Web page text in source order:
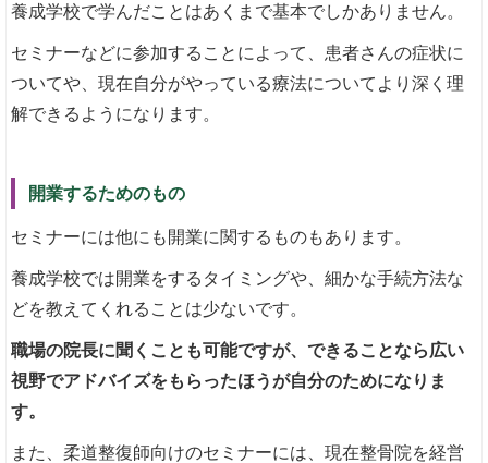
養成学校で学んだことはあくまで基本でしかありません。
セミナーなどに参加することによって、患者さんの症状に
ついてや、現在自分がやっている療法についてより深く理
解できるようになります。
開業するためのもの
セミナーには他にも開業に関するものもあります。
養成学校では開業をするタイミングや、細かな手続方法な
どを教えてくれることは少ないです。
職場の院長に聞くことも可能ですが、できることなら広い
視野でアドバイズをもらったほうが自分のためになりま
す。
また、柔道整復師向けのセミナーには、現在整骨院を経営